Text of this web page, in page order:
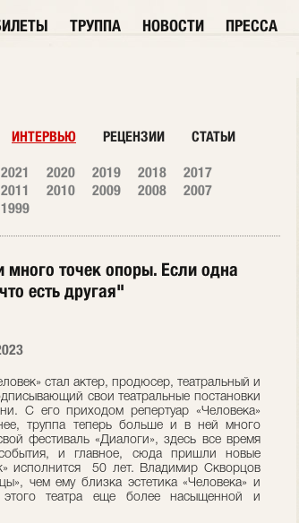
ТРУППА НОВОСТИ ПРЕССА
ИНТЕРВЬЮ РЕЦЕНЗИИ СТАТЬИ
2021 2020 2019 2018
2017
2011 2010 2009 2008
2007
1999
точек опоры. Если одна
есть другая"
стал актер, продюсер, театральный и
свои театральные постановки
С его приходом репертуар «Человека»
труппа теперь больше и в ней много
фестиваль «Диалоги», здесь все время
и главное, сюда пришли новые
исполнится 50 лет. Владимир Скворцов
чем ему близка эстетика «Человека» и
театра еще более насыщенной и